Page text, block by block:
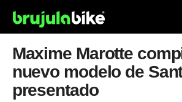
Maxime Marotte
nuevo modelo de
presentado